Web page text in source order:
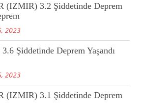
(IZMIR) 3.2 Şiddetinde Deprem
2023
Şiddetinde Deprem Yaşandı
2023
(IZMIR) 3.1 Şiddetinde Deprem